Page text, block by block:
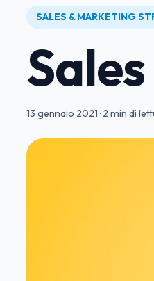
SALES & MARKETING
13 gennaio 2021 · 2 min di